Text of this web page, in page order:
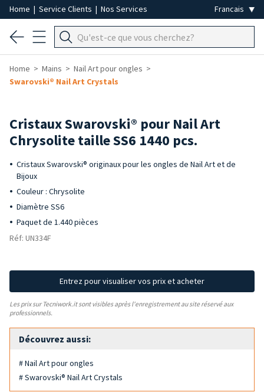
Home | Service Clients | Nos Services
Home Mains
Nail Art pour ongles
Swarovski® Nail Art Crystals
Cristaux Swarovski® pour Nail Art
Chrysolite taille SS6 1440 pcs.
Cristaux Swarovski® originaux pour les ongles de Nail Art et de
Bijoux
Couleur : Chrysolite
Diamètre SS6
Paquet de 1.440 pièces
Réf: UN334F
Entrez pour visualiser vos prix et acheter
Les prix sur Tecniwork.it sont visibles après l'enregistrement au site réservé aux
professionnels.
Découvrez aussi:
# Nail Art pour ongles
# Swarovski® Nail Art Crystals